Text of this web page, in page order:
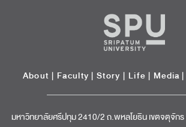
About | Faculty | Story | Life | Media
มหาวิทยาลัยศรีปทุม 2410/2 ถ.พหลโยธิน เขตจตุจักร